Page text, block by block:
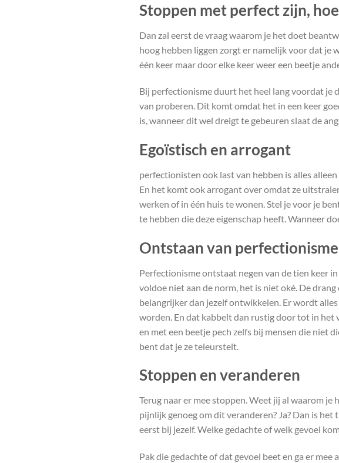
Stoppen met perfect zijn,
Dan zal eerst de vraag waarom je het doet
hoog hebben liggen zorgt er namelijk voor dat je
één keer maar door elke keer weer een beetje
Bij perfectionisme duurt het heel lang voordat je
van proberen. Dit komt omdat het in een keer
is, wanneer dit wel dreigt te gebeuren slaat de
Egoïstisch en arrogant
perfectionisten ook last van hebben is alles
En het komt ook arrogant over omdat ze
werken of in één huis te wonen. Stel je voor je
te hebben die deze eigenschap heeft. Wanneer
Ontstaan van perfectionisme
Perfectionisme ontstaat negen van de tien keer
voldoe niet aan de norm, het is niet oké. De
belangrijker dan jezelf ontwikkelen. Er wordt
worden. En dat kabbelt dan rustig door tot in het
en met een beetje pech zelfs bij mensen die niet
bent dat je ze teleurstelt.
Stoppen en veranderen
Terug naar er mee stoppen. Weet jij al waarom
pijnlijk genoeg om dit veranderen? Ja? Dan is
eerst bij jezelf. Welke gedachte of welk gevoel
Pak die gedachte of dat gevoel beet en ga er mee